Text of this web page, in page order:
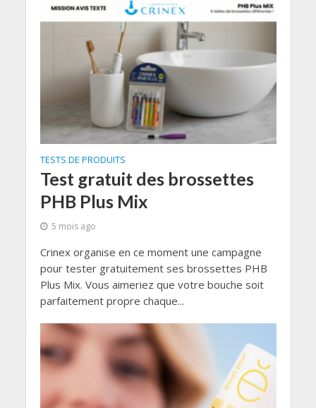
TESTS DE PRODUITS
Test gratuit des brossettes
PHB Plus Mix
5 mois ago
Crinex organise en ce moment une campagne
pour tester gratuitement ses brossettes PHB
Plus Mix. Vous aimeriez que votre bouche soit
parfaitement propre chaque...